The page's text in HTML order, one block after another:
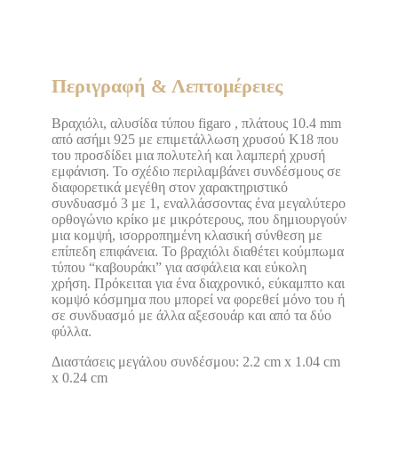
Περιγραφή & Λεπτομέρειες
Βραχιόλι, αλυσίδα τύπου figaro , πλάτους 10.4 mm
από ασήμι 925 με επιμετάλλωση χρυσού Κ18 που
του προσδίδει μια πολυτελή και λαμπερή χρυσή
εμφάνιση. Το σχέδιο περιλαμβάνει συνδέσμους σε
διαφορετικά μεγέθη στον χαρακτηριστικό
συνδυασμό 3 με 1, εναλλάσσοντας ένα μεγαλύτερο
ορθογώνιο κρίκο με μικρότερους, που δημιουργούν
μια κομψή, ισορροπημένη κλασική σύνθεση με
επίπεδη επιφάνεια. Το βραχιόλι διαθέτει κούμπωμα
τύπου “καβουράκι” για ασφάλεια και εύκολη
χρήση. Πρόκειται για ένα διαχρονικό, εύκαμπτο και
κομψό κόσμημα που μπορεί να φορεθεί μόνο του ή
σε συνδυασμό με άλλα αξεσουάρ και από τα δύο
φύλλα.
Διαστάσεις μεγάλου συνδέσμου: 2.2 cm x 1.04 cm
x 0.24 cm